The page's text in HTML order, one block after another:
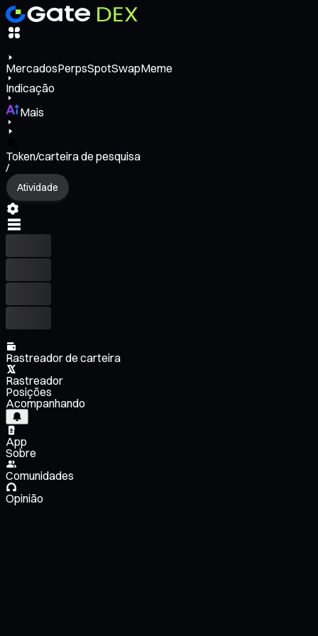
MercadosPerpsSpotSwapMeme
Indicação
Mais
Token/carteira de pesquisa
/
Atividade
Rastreador de carteira
Rastreador
Posições
Acompanhando
App
Sobre
Comunidades
Opinião